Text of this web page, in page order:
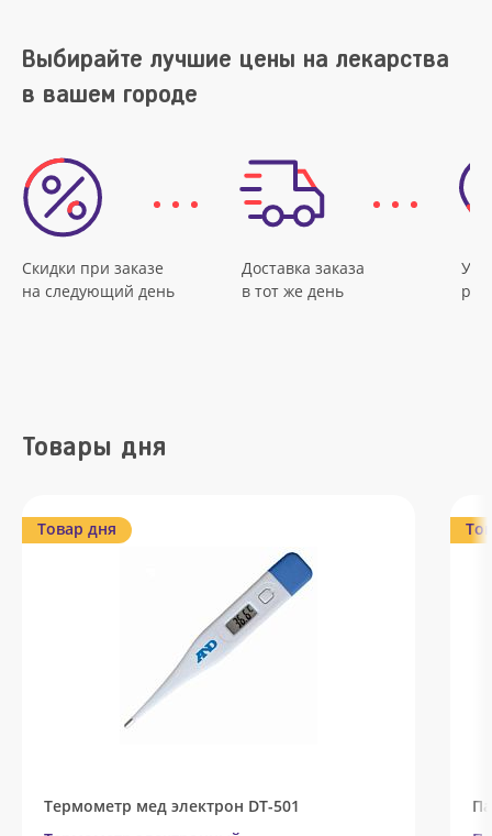
Выбирайте лучшие цены на лекарства
в вашем городе
Скидки при заказе
на следующий день
Доставка заказа
в тот же день
Товары дня
Товар дня
Термометр мед электрон DT-501